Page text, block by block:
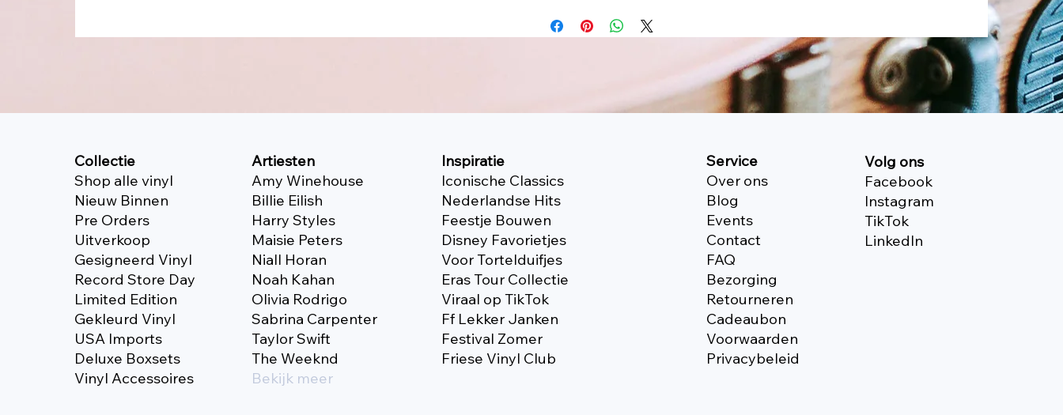
Collectie
Shop alle vinyl
Nieuw Binnen
Pre Orders
Uitverkoop
Gesigneerd Vinyl
Record Store Day
Limited Edition
Gekleurd Vinyl
USA Imports
Deluxe Boxsets
Vinyl Accessoires
Artiesten
Amy Winehouse
Billie Eilish
Harry Styles
Maisie Peters
Niall Horan
Noah Kahan
Olivia Rodrigo
Sabrina Carpenter
Taylor Swift
The Weeknd
Bekijk meer
Inspiratie
Iconische Classics
Nederlandse Hits
Feestje Bouwen
Disney Favorietjes
Voor Tortelduifjes
Eras Tour Collectie
Viraal op TikTok
Ff Lekker Janken
Festival Zomer
Friese Vinyl Club
Service
Over ons
Blog
Events
Contact
FAQ
Bezorging
Retourneren
Cadeaubon
Voorwaarden
Privacybeleid
Volg ons
Facebook
Instagram
TikTok
Linkedln